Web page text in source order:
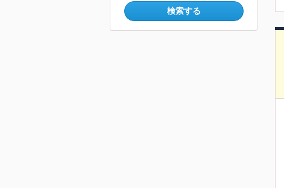
検索する